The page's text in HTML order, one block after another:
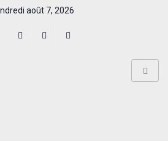
août 7, 2026